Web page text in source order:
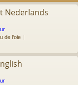
Nederlands
de l'oie